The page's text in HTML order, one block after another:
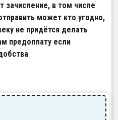
зачисление, в том числе
может кто угодно,
не придётся делать
предоплату если